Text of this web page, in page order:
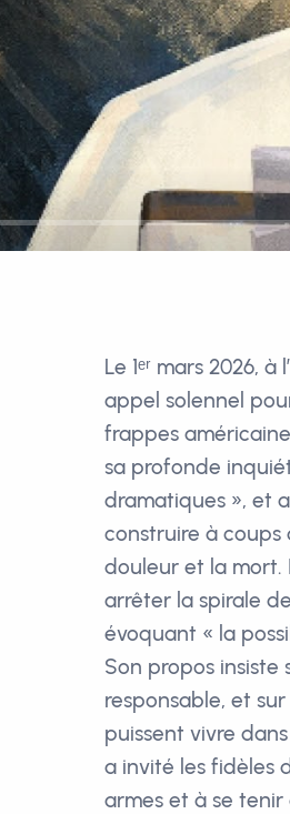
Le 1ᵉʳ mars 2026,
appel solennel
frappes
sa profonde
dramatiques », et
construire à coups
douleur et la mort.
arrêter la spirale
évoquant « la
Son propos insiste
responsable, et
puissent vivre
a invité les fidèles
armes et à se